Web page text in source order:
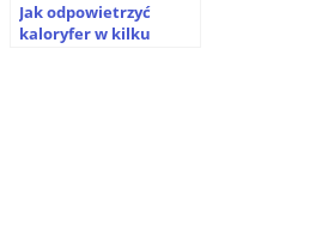
Jak odpowietrzyć
kaloryfer w kilku